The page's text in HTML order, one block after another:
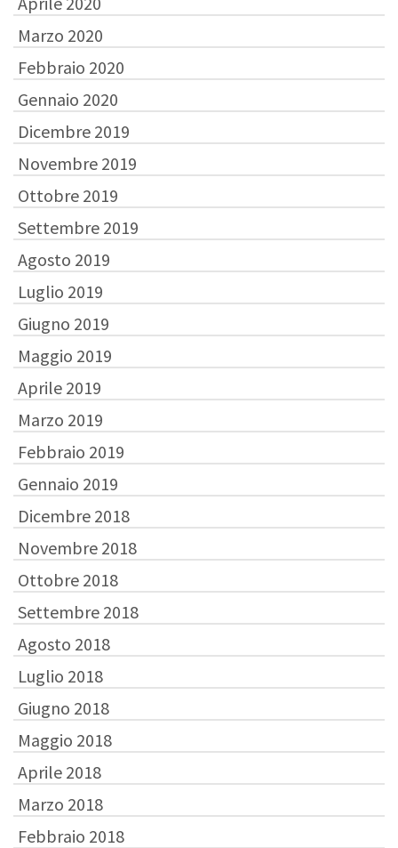
Marzo 2020
Febbraio 2020
Gennaio 2020
Dicembre 2019
Novembre 2019
Ottobre 2019
Settembre 2019
Agosto 2019
Luglio 2019
Giugno 2019
Maggio 2019
Aprile 2019
Marzo 2019
Febbraio 2019
Gennaio 2019
Dicembre 2018
Novembre 2018
Ottobre 2018
Settembre 2018
Agosto 2018
Luglio 2018
Giugno 2018
Maggio 2018
Aprile 2018
Marzo 2018
Febbraio 2018